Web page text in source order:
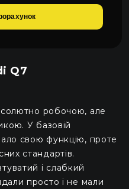
Q7
робочою, але
У базовій
свою функцію, проте
стандартів.
і слабкий
просто і не мали